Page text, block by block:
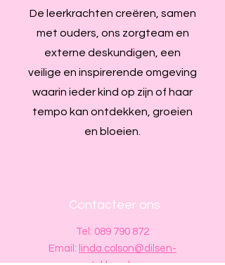
De leerkrachten creëren, samen
met ouders, ons zorgteam en
externe deskundigen, een
veilige en inspirerende omgeving
waarin ieder kind op zijn of haar
tempo kan ontdekken, groeien
en bloeien.
Contacteer ons
Tel: 089 790 872
Email: linda.colson@dilsen-